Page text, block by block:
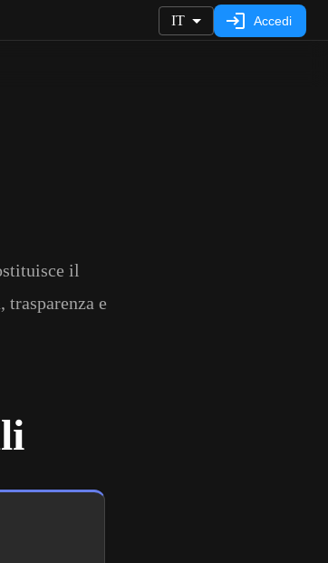
IT Accedi
il
e